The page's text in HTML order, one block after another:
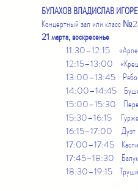
БУЛАХОВ ВЛАДИСЛАВ
Концертный зал или класс
21 марта, воскресенье
11:30–12:15
12:15–13:00
13:00–13:45
14:00–14:45 Буше
15:00–15:30
15:30–16:15
16:15–17:00 Дуэт
17:00–17:45
17:45–18:30
18:30–19:15